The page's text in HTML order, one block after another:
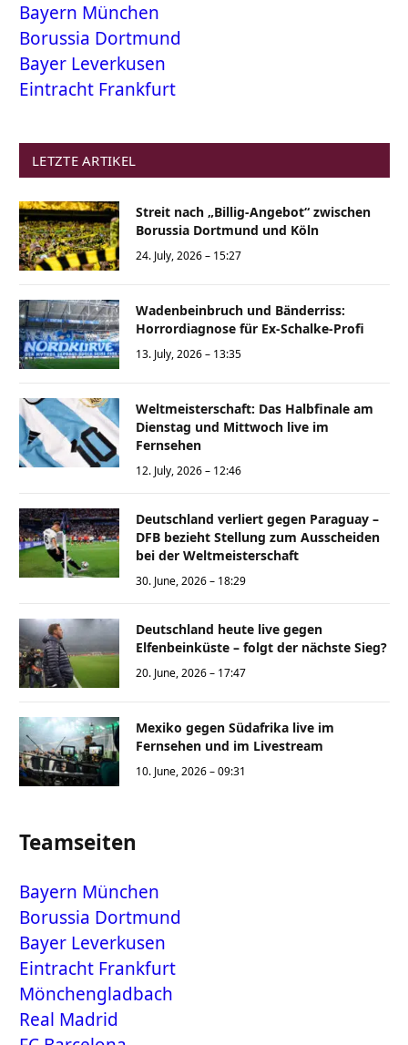
Bayern München
Borussia Dortmund
Bayer Leverkusen
Eintracht Frankfurt
LETZTE ARTIKEL
Streit nach „Billig-Angebot“ zwischen
Borussia Dortmund und Köln
24. July, 2026 – 15:27
Wadenbeinbruch und Bänderriss:
Horrordiagnose für Ex-Schalke-Profi
13. July, 2026 – 13:35
Weltmeisterschaft: Das Halbfinale am
Dienstag und Mittwoch live im
Fernsehen
12. July, 2026 – 12:46
Deutschland verliert gegen Paraguay –
DFB bezieht Stellung zum Ausscheiden
bei der Weltmeisterschaft
30. June, 2026 – 18:29
Deutschland heute live gegen
Elfenbeinküste – folgt der nächste Sieg?
20. June, 2026 – 17:47
Mexiko gegen Südafrika live im
Fernsehen und im Livestream
10. June, 2026 – 09:31
Teamseiten
Bayern München
Borussia Dortmund
Bayer Leverkusen
Eintracht Frankfurt
Mönchengladbach
Real Madrid